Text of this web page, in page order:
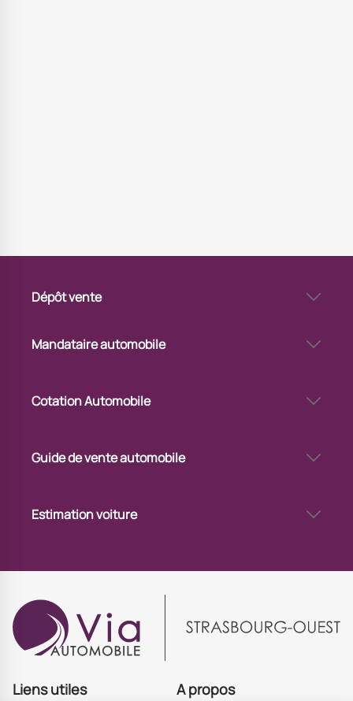
Dépôt vente
Mandataire automobile
Cotation Automobile
Guide de vente automobile
Estimation voiture
Liens utiles A propos